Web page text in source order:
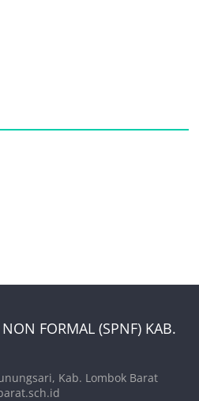
FORMAL (SPNF) KAB.
Kab. Lombok Barat